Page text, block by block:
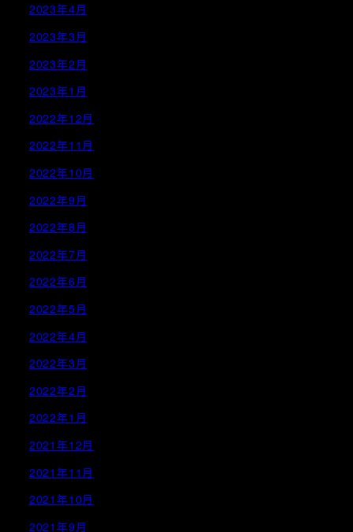
2023年4月
2023年3月
2023年2月
2023年1月
2022年12月
2022年11月
2022年10月
2022年9月
2022年8月
2022年7月
2022年6月
2022年5月
2022年4月
2022年3月
2022年2月
2022年1月
2021年12月
2021年11月
2021年10月
2021年9月